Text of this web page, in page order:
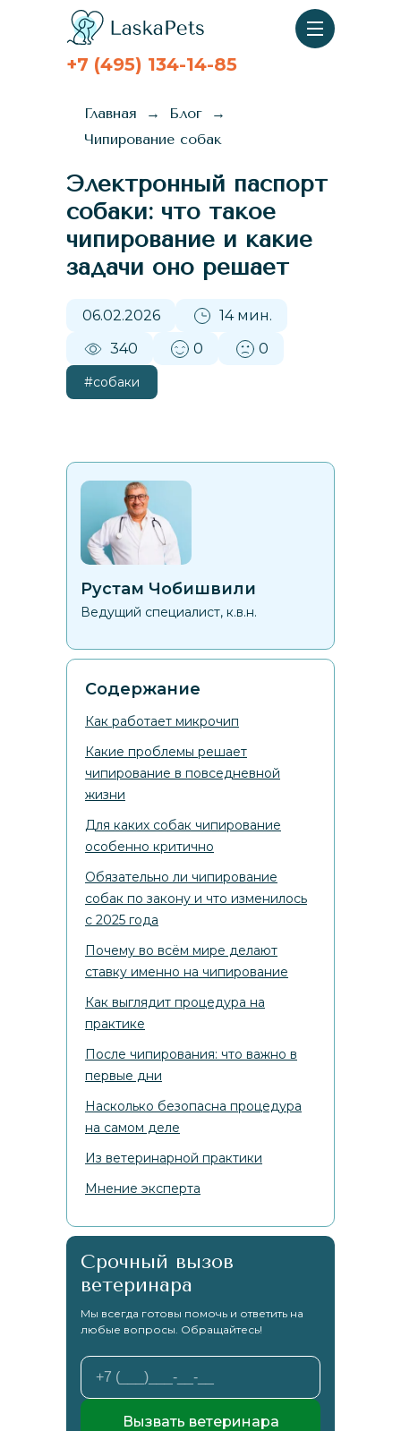
+7 (495) 134-14-85
Главная
Блог
Чипирование собак
Электронный паспорт
собаки: что такое
чипирование и какие
задачи оно решает
06.02.2026
14 мин.
340
0 0
#собаки
Рустам Чобишвили
Ведущий специалист, к.в.н.
Содержание
Как работает микрочип
Какие проблемы решает
чипирование в повседневной
жизни
Для каких собак чипирование
особенно критично
Обязательно ли чипирование
собак по закону и что изменилось
с 2025 года
Почему во всём мире делают
ставку именно на чипирование
Как выглядит процедура на
практике
После чипирования: что важно в
первые дни
Насколько безопасна процедура
на самом деле
Из ветеринарной практики
Мнение эксперта
Срочный вызов
ветеринара
Мы всегда готовы помочь и ответить на
любые вопросы. Обращайтесь!
Вызвать ветеринара